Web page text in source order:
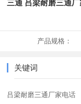
三通 吕梁耐磨三通
产品规格：
关键词
吕梁耐磨三通厂家电话